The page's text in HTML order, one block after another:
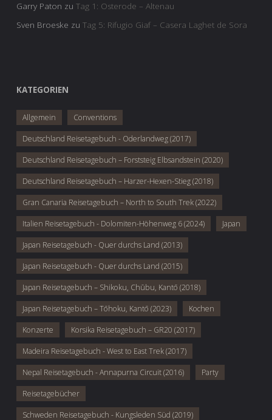
Garry Paton zu Tag 1: Osterode – Altenau
Sven Broeske zu Tag 5: Rifugio Giaf – Casera Laghet de Sora
KATEGORIEN
Allgemein Conventions
Deutschland Reisetagebuch - Oderlandweg (2017)
Deutschland Reisetagebuch – Forststeig Elbsandstein (2020)
Deutschland Reisetagebuch – Harzer-Hexen-Stieg (2018)
Gran Canaria Reisetagebuch – North to South Trek (2022)
Italien Reisetagebuch - Dolomiten-Höhenweg 6 (2024) Japan
Japan Reisetagebuch - Quer durchs Land (2013)
Japan Reisetagebuch - Quer durchs Land (2015)
Japan Reisetagebuch – Shikoku, Chūbu, Kantō (2018)
Japan Reisetagebuch – Tōhoku, Kantō (2023) Kochen
Konzerte Korsika Reisetagebuch – GR20 (2017)
Madeira Reisetagebuch - West to East Trek (2017)
Nepal Reisetagebuch - Annapurna Circuit (2016) Party
Reisetagebücher
Schweden Reisetagebuch - Kungsleden Süd (2019)